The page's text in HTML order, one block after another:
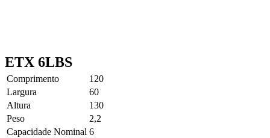
ETX 6LBS
Comprimento
120
Largura
60
Altura
130
Peso
2,2
Capacidade Nominal 6